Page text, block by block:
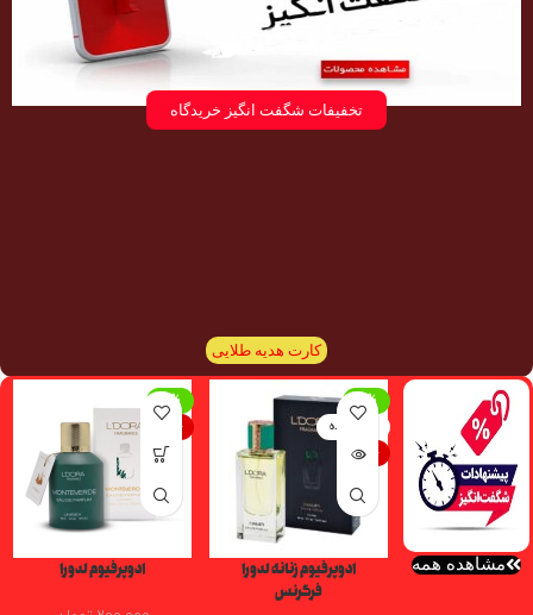
تخفیفات شگفت انگیز خریدگاه
کارت هدیه طلایی
مشاهده همه
-5%
تمام شده
جدید
ادوپرفیوم زنانه لدورا
فرگرنس
-7%
ادوپرفیوم لدورا